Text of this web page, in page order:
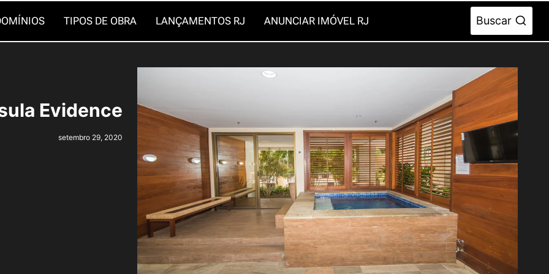
TIPOS DE OBRA LANÇAMENTOS RJ ANUNCIAR IMÓVEL RJ Buscar
Evidence
setembro 29, 2020